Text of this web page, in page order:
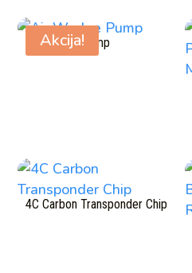
Akcija!
Air Wedge Pump
4C Carbon Transponder Chip